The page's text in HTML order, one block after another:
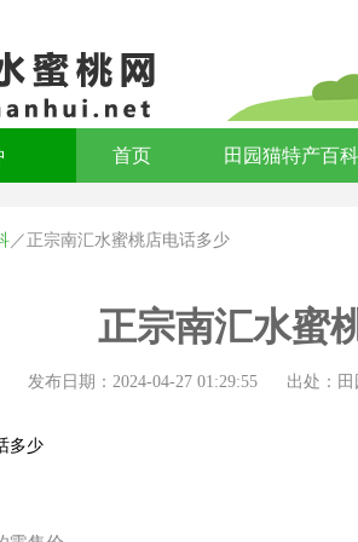
首页 田园猫特产百科
／ 正宗南汇水蜜桃店电话多少
正宗南汇水蜜
发布日期：2024-04-27 01:29:55 出处：田
多少